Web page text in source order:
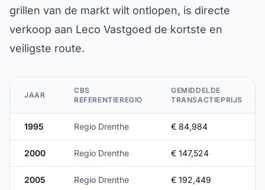
grillen van de markt wilt ontlopen, is directe
verkoop aan Leco Vastgoed de kortste en
veiligste route.
JAAR
CBS
REFERENTIEREGIO
GEMIDDELDE
TRANSACTIEPRIJS
1995 Regio Drenthe € 84,984
2000 Regio Drenthe € 147,524
2005 Regio Drenthe € 192,449